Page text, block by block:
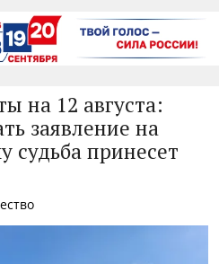
на 12 августа:
заявление на
судьба принесет